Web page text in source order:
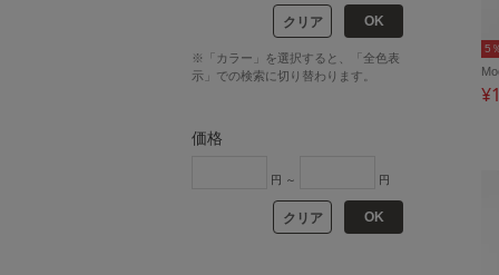
5
クリア OK
※「カラー」を選択すると、「全色表
示」での検索に切り替わります。
価格
円 ～ 円
クリア OK